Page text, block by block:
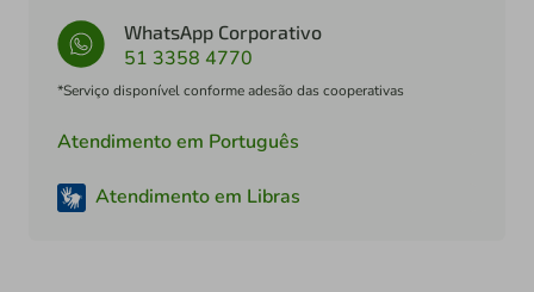
WhatsApp Corporativo
51 3358 4770
*Serviço disponível conforme adesão das cooperativas
Atendimento em Português
Atendimento em Libras